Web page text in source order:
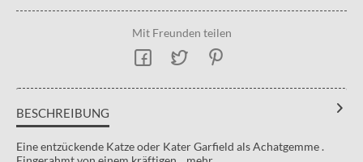
Mit Freunden teilen
BESCHREIBUNG
Eine entzückende Katze oder Kater Garfield als Achatgemme .